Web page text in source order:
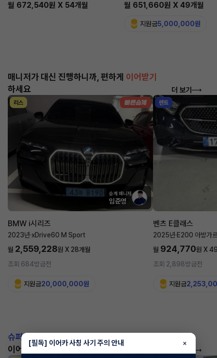
월 672,540원 X 54개월
월 651,660원 X 49개월
지원금5,000,000원
매니저가 대신 진행하니까, 편하게 이어받기
하세요
더 보기
리스
승계 매니저
임준영
BMW i시리즈
2023년·xDrive60 M Sport
월 2,559,228원 X 28개월
조회 684방금전
지원금20,000,000원
렌트
벤츠 E클래스
2025년·E200 아방가
월 924,770원 X
조회 2,898방금전
지원금
슈퍼카!
이어카에서 좋은 조건으로 만나보세요
[필독] 이어카 사칭 사기 주의 안내 ×